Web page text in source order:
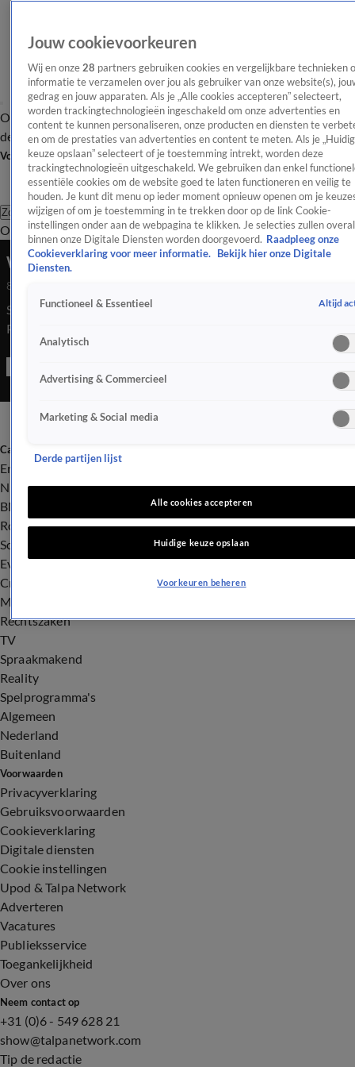
OverzichtAfleveringen Entertainment TV Algemeen
Tip
de redactieNieuwsbrief
Volg Shownieuws
Zoeken
OverzichtEntertainmentSpraakmakendRealityCrimeVideo's
Wolter Kroes over het afvallen van Gordon
8 juli 2026, 23:00
Shownieuws sprak Wolter Kroes op Het Muziekfeest op het
Plein en over het afvaltraject van Gordon. Ook vertelt Wolter
dat hij zelf ook maar liefst 13 (!) kilo is afgevallen.
Categorieën
Entertainment
Nieuws
BN'ers
Royalty
Songfestival
Evenementen
Crime
Misdaad
Rechtszaken
TV
Spraakmakend
Reality
Spelprogramma's
Algemeen
Nederland
Buitenland
Voorwaarden
Privacyverklaring
Gebruiksvoorwaarden
Cookieverklaring
Digitale diensten
Cookie instellingen
Upod & Talpa Network
Adverteren
Vacatures
Publieksservice
Toegankelijkheid
Over ons
Neem contact op
+31 (0)6 - 549 628 21
show@talpanetwork.com
Tip de redactie
Jouw cookievoorkeuren
Wij en onze 28 partners gebruiken cookies en vergelijkbare technieken
informatie te verzamelen over jou als gebruiker van onze website(s),
gedrag en jouw apparaten. Als je „Alle cookies accepteren” selecteert,
worden trackingtechnologieën ingeschakeld om onze advertenties en
content te kunnen personaliseren, onze producten en diensten te
en om de prestaties van advertenties en content te meten. Als je
keuze opslaan” selecteert of je toestemming intrekt, worden deze
trackingtechnologieën uitgeschakeld. We gebruiken dan enkel
essentiële cookies om de website goed te laten functioneren en veilig te
houden. Je kunt dit menu op ieder moment opnieuw openen om je
wijzigen of om je toestemming in te trekken door op de link Cookie-
instellingen onder aan de webpagina te klikken. Je selecties zullen overal
binnen onze Digitale Diensten worden doorgevoerd. Raadpleeg onze
Cookieverklaring voor meer informatie.
Bekijk hier onze Digitale
Diensten.
Functioneel & Essentieel Altijd
Analytisch
Advertising & Commercieel
Marketing & Social media
Derde partijen lijst
Alle cookies accepteren
Huidige keuze opslaan
Voorkeuren beheren